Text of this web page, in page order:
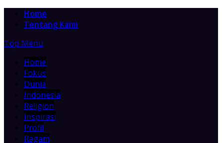
Home
Tentang Kami
Top Menu
Home
Fokus
Dunia
Indonesia
Religion
Inspirasi
Profil
Ragam